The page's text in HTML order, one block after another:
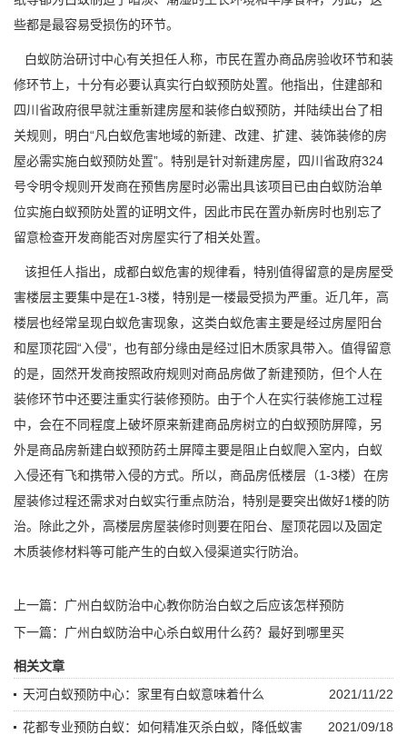
些都是最容易受损伤的环节。
白蚁防治研讨中心有关担任人称，市民在置办商品房验收环节和装
修环节上，十分有必要认真实行白蚁预防处置。他指出，住建部和
四川省政府很早就注重新建房屋和装修白蚁预防，并陆续出台了相
关规则，明白“凡白蚁危害地域的新建、改建、扩建、装饰装修的房
屋必需实施白蚁预防处置”。特别是针对新建房屋，四川省政府324
号令明令规则开发商在预售房屋时必需出具该项目已由白蚁防治单
位实施白蚁预防处置的证明文件，因此市民在置办新房时也别忘了
留意检查开发商能否对房屋实行了相关处置。
该担任人指出，成都白蚁危害的规律看，特别值得留意的是房屋受
害楼层主要集中是在1-3楼，特别是一楼最受损为严重。近几年，高
楼层也经常呈现白蚁危害现象，这类白蚁危害主要是经过房屋阳台
和屋顶花园“入侵”，也有部分缘由是经过旧木质家具带入。值得留意
的是，固然开发商按照政府规则对商品房做了新建预防，但个人在
装修环节中还要注重实行装修预防。由于个人在实行装修施工过程
中，会在不同程度上破坏原来新建商品房树立的白蚁预防屏障，另
外是商品房新建白蚁预防药土屏障主要是阻止白蚁爬入室内，白蚁
入侵还有飞和携带入侵的方式。所以，商品房低楼层（1-3楼）在房
屋装修过程还需求对白蚁实行重点防治，特别是要突出做好1楼的防
治。除此之外，高楼层房屋装修时则要在阳台、屋顶花园以及固定
木质装修材料等可能产生的白蚁入侵渠道实行防治。
上一篇： 广州白蚁防治中心教你防治白蚁之后应该怎样预防
下一篇： 广州白蚁防治中心杀白蚁用什么药？最好到哪里买
相关文章
2021/11/22
天河白蚁预防中心：家里有白蚁意味着什么
2021/09/18
花都专业预防白蚁：如何精准灭杀白蚁，降低蚁害